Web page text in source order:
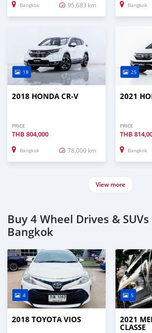
Bangkok 95,683 km Bangkok
18
2018 HONDA CR-V
PRICE
THB 804,000
Bangkok 78,000 km
25
2021
PRICE
THB
Bangkok
View more
Buy 4 Wheel Drives &
Bangkok
4
2018 TOYOTA VIOS
5
2021
CLASSE